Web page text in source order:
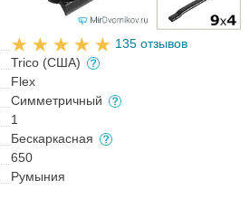
135 отзывов
Trico (США)
Flex
Симметричный
1
Бескаркасная
650
Румыния